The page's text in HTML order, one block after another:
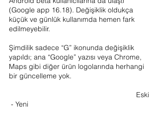
(Google app 16.18). Değişiklik oldukça
küçük ve günlük kullanımda hemen fark
edilmeyebilir.
Şimdilik sadece “G” ikonunda değişiklik
yapıldı; ana “Google” yazısı veya Chrome,
Maps gibi diğer ürün logolarında herhangi
bir güncelleme yok.
Eski
- Yeni